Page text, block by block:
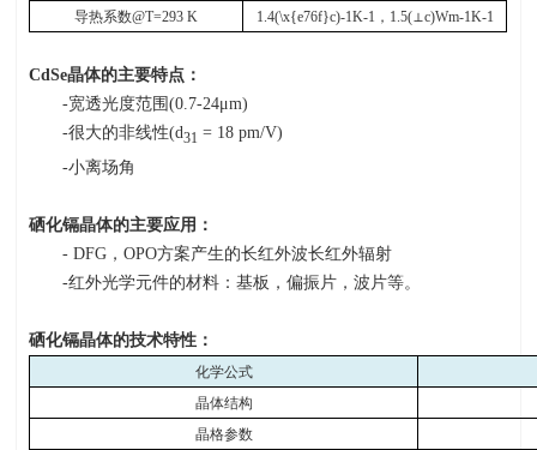
导热系数@T=293 K 1.4(\x{e76f}c)-1K-1 ， 1.5(⊥c)Wm-1K-1
CdSe晶体的主要特点：
-宽透光度范围(0.7-24μm)
-很大的非线性(d31 = 18 pm/V)
-小离场角
硒化镉晶体的主要应用：
- DFG，OPO方案产生的长红外波长红外辐射
-红外光学元件的材料：基板，偏振片，波片等。
硒化镉晶体的技术特性：
化学公式
晶体结构
晶格参数